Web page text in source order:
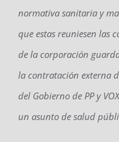
normativa sanitaria y
que estas reuniesen las
de la corporación
la contratación externa
del Gobierno de PP y
un asunto de salud